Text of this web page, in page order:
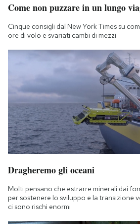
Come non puzzare in un lungo
Cinque consigli dal New York Times su
ore di volo e svariati cambi di mezzi
Dragheremo gli oceani
Molti pensano che estrarre minerali dai
per sostenere lo sviluppo e la transizione
ci sono rischi enormi